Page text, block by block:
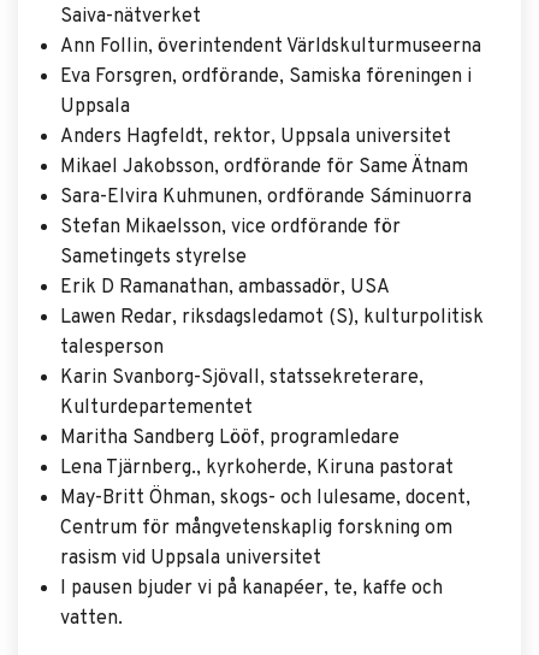
Saiva-nätverket
Ann Follin, överintendent Världskulturmuseerna
Eva Forsgren, ordförande, Samiska föreningen i
Uppsala
Anders Hagfeldt, rektor, Uppsala universitet
Mikael Jakobsson, ordförande för Same Ätnam
Sara-Elvira Kuhmunen, ordförande Sáminuorra
Stefan Mikaelsson, vice ordförande för
Sametingets styrelse
Erik D Ramanathan, ambassadör, USA
Lawen Redar, riksdagsledamot (S), kulturpolitisk
talesperson
Karin Svanborg-Sjövall, statssekreterare,
Kulturdepartementet
Maritha Sandberg Lööf, programledare
Lena Tjärnberg., kyrkoherde, Kiruna pastorat
May-Britt Öhman, skogs- och lulesame, docent,
Centrum för mångvetenskaplig forskning om
rasism vid Uppsala universitet
I pausen bjuder vi på kanapéer, te, kaffe och
vatten.